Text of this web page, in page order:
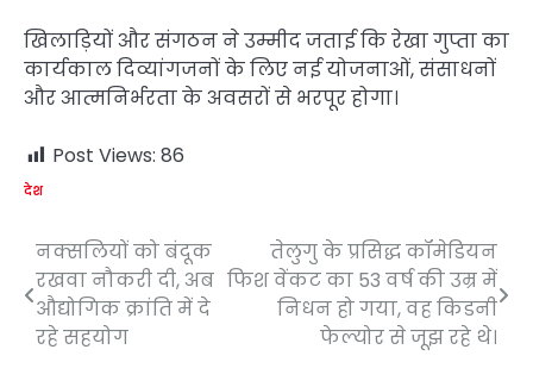
खिलाड़ियों और संगठन ने उम्मीद जताई कि रेखा गुप्ता का
कार्यकाल दिव्यांगजनों के लिए नई योजनाओं, संसाधनों
और आत्मनिर्भरता के अवसरों से भरपूर होगा।
Post Views: 86
देश
Post
navigation
नक्सलियों को बंदूक
रखवा नौकरी दी, अब
औद्योगिक क्रांति में दे
रहे सहयोग
तेलुगु के प्रसिद्ध कॉमेडियन
फिश वेंकट का 53 वर्ष की उम्र में
निधन हो गया, वह किडनी
फेल्योर से जूझ रहे थे।